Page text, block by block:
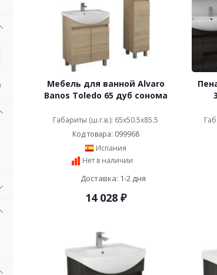
Мебель для ванной Alvaro
Banos Toledo 65 дуб сонома
Габариты (ш.г.в.): 65x50.5x85.5
Код товара: 099968
Испания
Нет в наличии
Доставка: 1-2 дня
14 028₽